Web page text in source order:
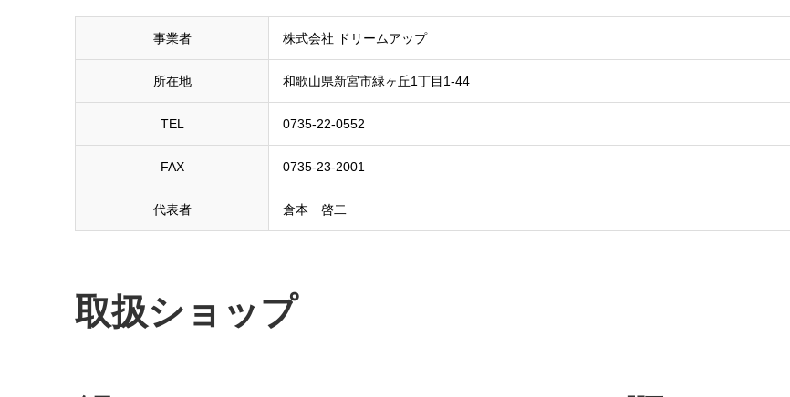
事業者 株式会社 ドリームアップ
所在地 和歌山県新宮市緑ヶ丘1丁目1-44
TEL 0735-22-0552
FAX 0735-23-2001
代表者 倉本 啓二
取扱ショップ